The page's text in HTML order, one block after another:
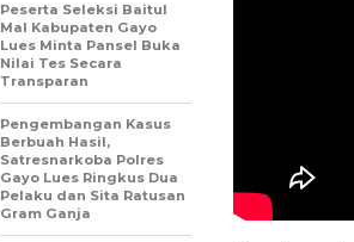
Peserta Seleksi Baitul
Mal Kabupaten Gayo
Lues Minta Pansel Buka
Nilai Tes Secara
Transparan
Pengembangan Kasus
Berbuah Hasil,
Satresnarkoba Polres
Gayo Lues Ringkus Dua
Pelaku dan Sita Ratusan
Gram Ganja